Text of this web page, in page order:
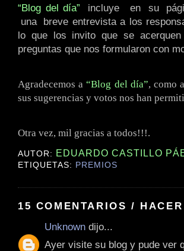
“Blog del día” incluye en. su
una. breve entrevista a los
lo que los invito que se
preguntas que nos formularon con
Agradecemos a “Blog del día”, como
sus sugerencias y votos nos han
Otra vez, mil gracias a todos!!!.
AUTOR: EDUARDO CASTILLO
ETIQUETAS: PREMIOS
15 COMENTARIOS /
Unknown dijo...
Ayer visite su blog y pude ver